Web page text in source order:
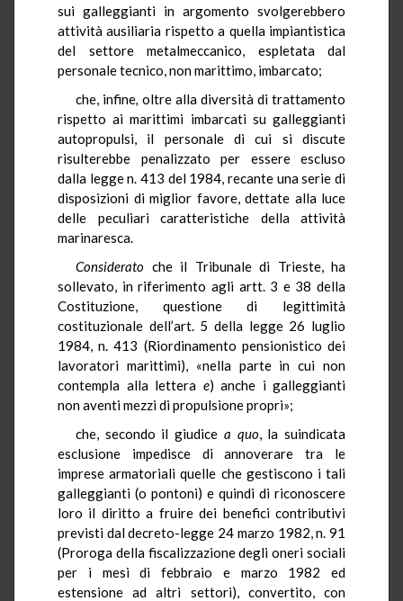
sui galleggianti in argomento svolgerebbero
attività ausiliaria rispetto a quella impiantistica
del settore metalmeccanico, espletata dal
personale tecnico, non marittimo, imbarcato;
che, infine, oltre alla diversità di trattamento
rispetto ai marittimi imbarcati su galleggianti
autopropulsi, il personale di cui si discute
risulterebbe penalizzato per essere escluso
dalla legge n. 413 del 1984, recante una serie di
disposizioni di miglior favore, dettate alla luce
delle peculiari caratteristiche della attività
marinaresca.
Considerato che il Tribunale di Trieste, ha
sollevato, in riferimento agli artt. 3 e 38 della
Costituzione, questione di legittimità
costituzionale dell’art. 5 della legge 26 luglio
1984, n. 413 (Riordinamento pensionistico dei
lavoratori marittimi), «nella parte in cui non
contempla alla lettera e) anche i galleggianti
non aventi mezzi di propulsione propri»;
che, secondo il giudice a quo, la suindicata
esclusione impedisce di annoverare tra le
imprese armatoriali quelle che gestiscono i tali
galleggianti (o pontoni) e quindi di riconoscere
loro il diritto a fruire dei benefici contributivi
previsti dal decreto-legge 24 marzo 1982, n. 91
(Proroga della fiscalizzazione degli oneri sociali
per i mesi di febbraio e marzo 1982 ed
estensione ad altri settori), convertito, con